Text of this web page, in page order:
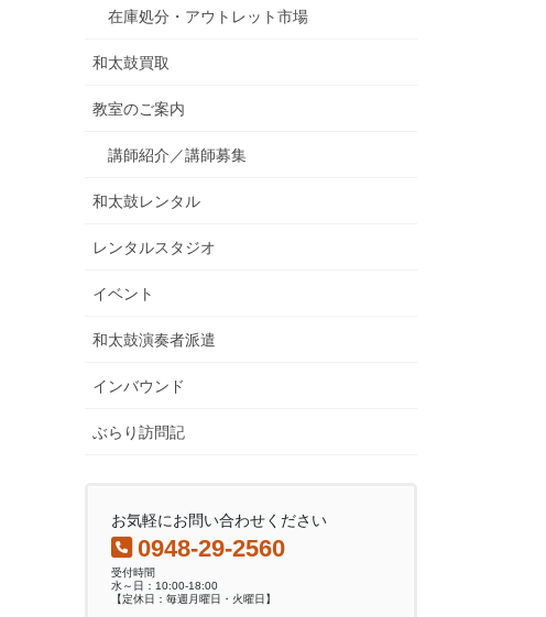
在庫処分・アウトレット市場
和太鼓買取
教室のご案内
講師紹介／講師募集
和太鼓レンタル
レンタルスタジオ
イベント
和太鼓演奏者派遣
インバウンド
ぶらり訪問記
お気軽にお問い合わせください
0948-29-2560
受付時間
水～日：10:00-18:00
【定休日：毎週月曜日・火曜日】